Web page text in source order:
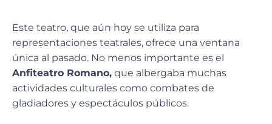
Este teatro, que aún hoy se utiliza para
representaciones teatrales, ofrece una ventana
única al pasado. No menos importante es el
Anfiteatro Romano, que albergaba muchas
actividades culturales como combates de
gladiadores y espectáculos públicos.